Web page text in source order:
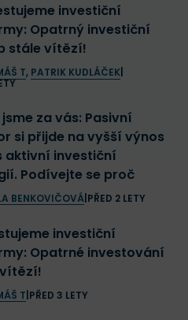
investiční
Opatrný investiční
stále vítězí!
T, PATRIK KUDLÁČEK|
za vás: Pasivní
si přijde na vyšší výnos
aktivní investiční
Podívejte se proč
BENKOVIČOVÁ| PŘED 2 LETY
investiční
Opatrné investování
T PŘED 3 LETY